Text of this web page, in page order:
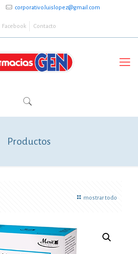
corporativo.luislopez@gmail.com
Facebook Contacto
Productos
mostrar todo